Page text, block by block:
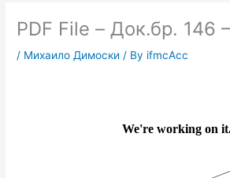
PDF File – Док.бр. 146
/ Михаило Димоски / By ifmcAcc